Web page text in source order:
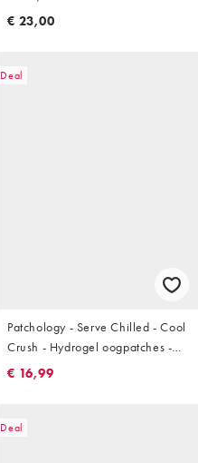
€ 23,00
Deal
Patchology - Serve Chilled - Cool
Crush - Hydrogel oogpatches -
Set van 5
€ 16,99
Deal